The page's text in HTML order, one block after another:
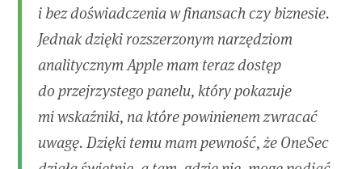
i bez doświadczenia w finansach czy biznesie.
Jednak dzięki rozszerzonym narzędziom
analitycznym Apple mam teraz dostęp
do przejrzystego panelu, który pokazuje
mi wskaźniki, na które powinienem zwracać
uwagę. Dzięki temu mam pewność, że OneSec